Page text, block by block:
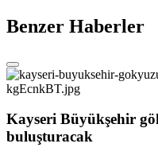
Benzer Haberler
Kayseri Büyükşehir
buluşturacak